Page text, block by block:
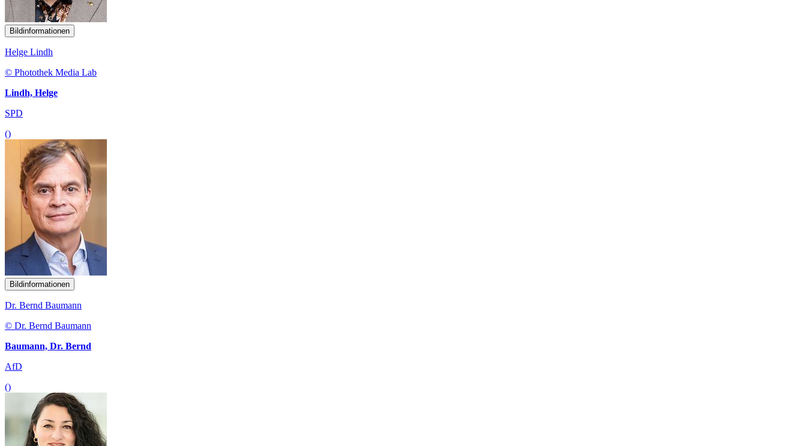
Bildinformationen
Helge Lindh
© Photothek Media Lab
Lindh, Helge
SPD
()
Bildinformationen
Dr. Bernd Baumann
© Dr. Bernd Baumann
Baumann, Dr. Bernd
AfD
()